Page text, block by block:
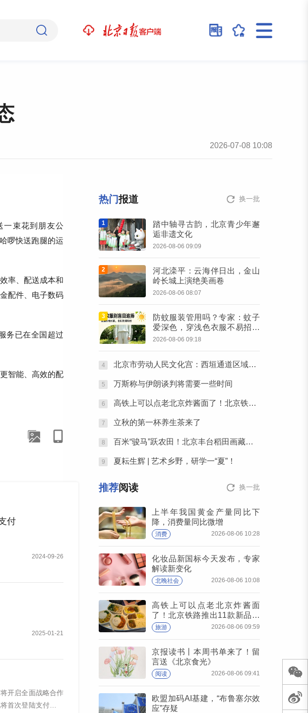
2026-07-08 10:08
一束花到朋友公
啰快送跑腿的运
率、配送成本和
配件、电子数码
务已在全国超过
智能、高效的配
付
2024-09-26
2025-01-21
开启全面战略合作
首次登陆支付宝平
热门报道 换一批
1
踏中轴寻古韵，北京青少年邂
逅非遗文化
2026-08-06 09:09
2
河北滦平：云海伴日出，金山
岭长城上演绝美画卷
2026-08-06 08:07
3
防蚊服装管用吗？专家：蚊子
爱深色，穿浅色衣服不易招蚊
子
2026-08-06 09:18
4 北京市劳动人民文化宫：西垣通道区域将临时关闭
5 万斯称与伊朗谈判将需要一些时间
6 高铁上可以点老北京炸酱面了！北京铁路推出11款新品高铁餐
7 立秋的第一杯养生茶来了
8 百米“骏马”跃农田！北京丰台稻田画藏不住了
9 夏耘生辉 | 艺术乡野，研学一“夏”！
推荐阅读 换一批
上半年我国黄金产量同比下
降，消费量同比微增
消费 2026-08-06 10:28
化妆品新国标今天发布，专家
解读新变化
北晚社会 2026-08-06 10:08
高铁上可以点老北京炸酱面
了！北京铁路推出11款新品高
铁餐
旅游 2026-08-06 09:59
京报读书丨本周书单来了！留
言送《北京食光》
阅读 2026-08-06 09:41
欧盟加码AI基建，“布鲁塞尔效
应”存疑